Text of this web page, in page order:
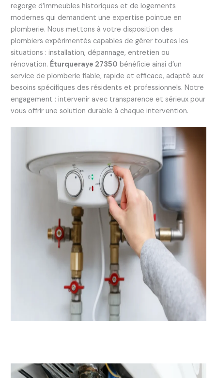
regorge d’immeubles historiques et de logements
modernes qui demandent une expertise pointue en
plomberie. Nous mettons à votre disposition des
plombiers expérimentés capables de gérer toutes les
situations : installation, dépannage, entretien ou
rénovation. Éturqueraye 27350 bénéficie ainsi d’un
service de plomberie fiable, rapide et efficace, adapté aux
besoins spécifiques des résidents et professionnels. Notre
engagement : intervenir avec transparence et sérieux pour
vous offrir une solution durable à chaque intervention.